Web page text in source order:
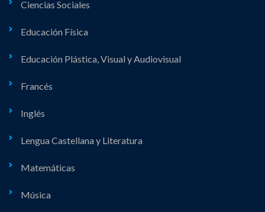
Ciencias Sociales
Educación Física
Educación Plástica, Visual y Audiovisual
Francés
Inglés
Lengua Castellana y Literatura
Matemáticas
Música